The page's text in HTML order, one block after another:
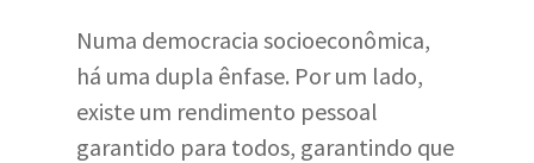
Numa democracia socioeconômica,
há uma dupla ênfase. Por um lado,
existe um rendimento pessoal
garantido para todos, garantindo que